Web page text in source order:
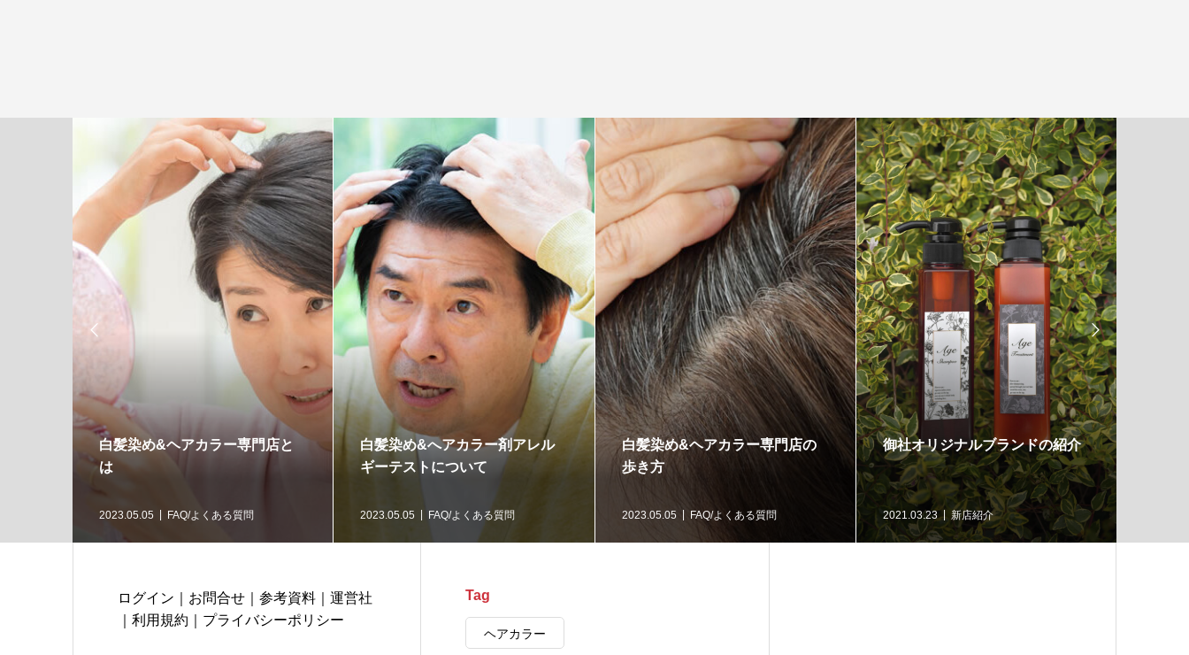

白髪染め&ヘアカラー専門店と
は
2023.05.05 FAQ/よくある質問
白髪染め&へアカラー剤アレル
ギーテストについて
2023.05.05 FAQ/よくある質問
白髪染め&ヘアカラー専門店の
歩き方
2023.05.05 FAQ/よくある質問
御社オリジナルブランドの紹介
2021.03.23 新店紹介

ログイン お問合せ｜ 参考資料｜ 運営社
利用規約 プライバシーポリシー
Tag
ヘアカラー